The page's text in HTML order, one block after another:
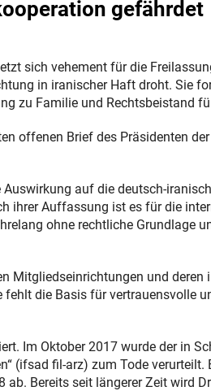
gefährdet
sich vehement für die
in iranischer Haft droht. Sie
zu Familie und Rechtsbeistand
offenen Brief des Präsidenten
auf die deutsch-
ihrer Auffassung ist es für die
ohne rechtliche Grundlage
Mitgliedseinrichtungen und deren
die Basis für vertrauensvolle
Im Oktober 2017 wurde der in
(ifsad fil-arz) zum Tode
Bereits seit längerer Zeit wird